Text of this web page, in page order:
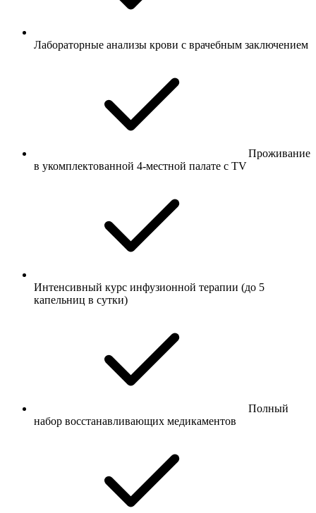
Лабораторные анализы крови с врачебным заключением
Проживание
в укомплектованной 4-местной палате с TV
Интенсивный курс инфузионной терапии (до 5
капельниц в сутки)
Полный
набор восстанавливающих медикаментов